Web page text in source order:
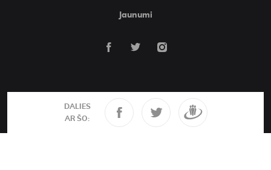
DALIES
AR ŠO:
Jaunumi